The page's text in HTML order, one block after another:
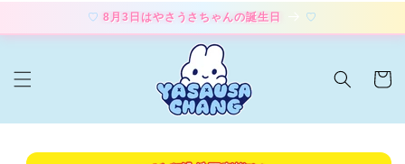
進む
8月3日はやさうさちゃんの誕生日
ー
商品情